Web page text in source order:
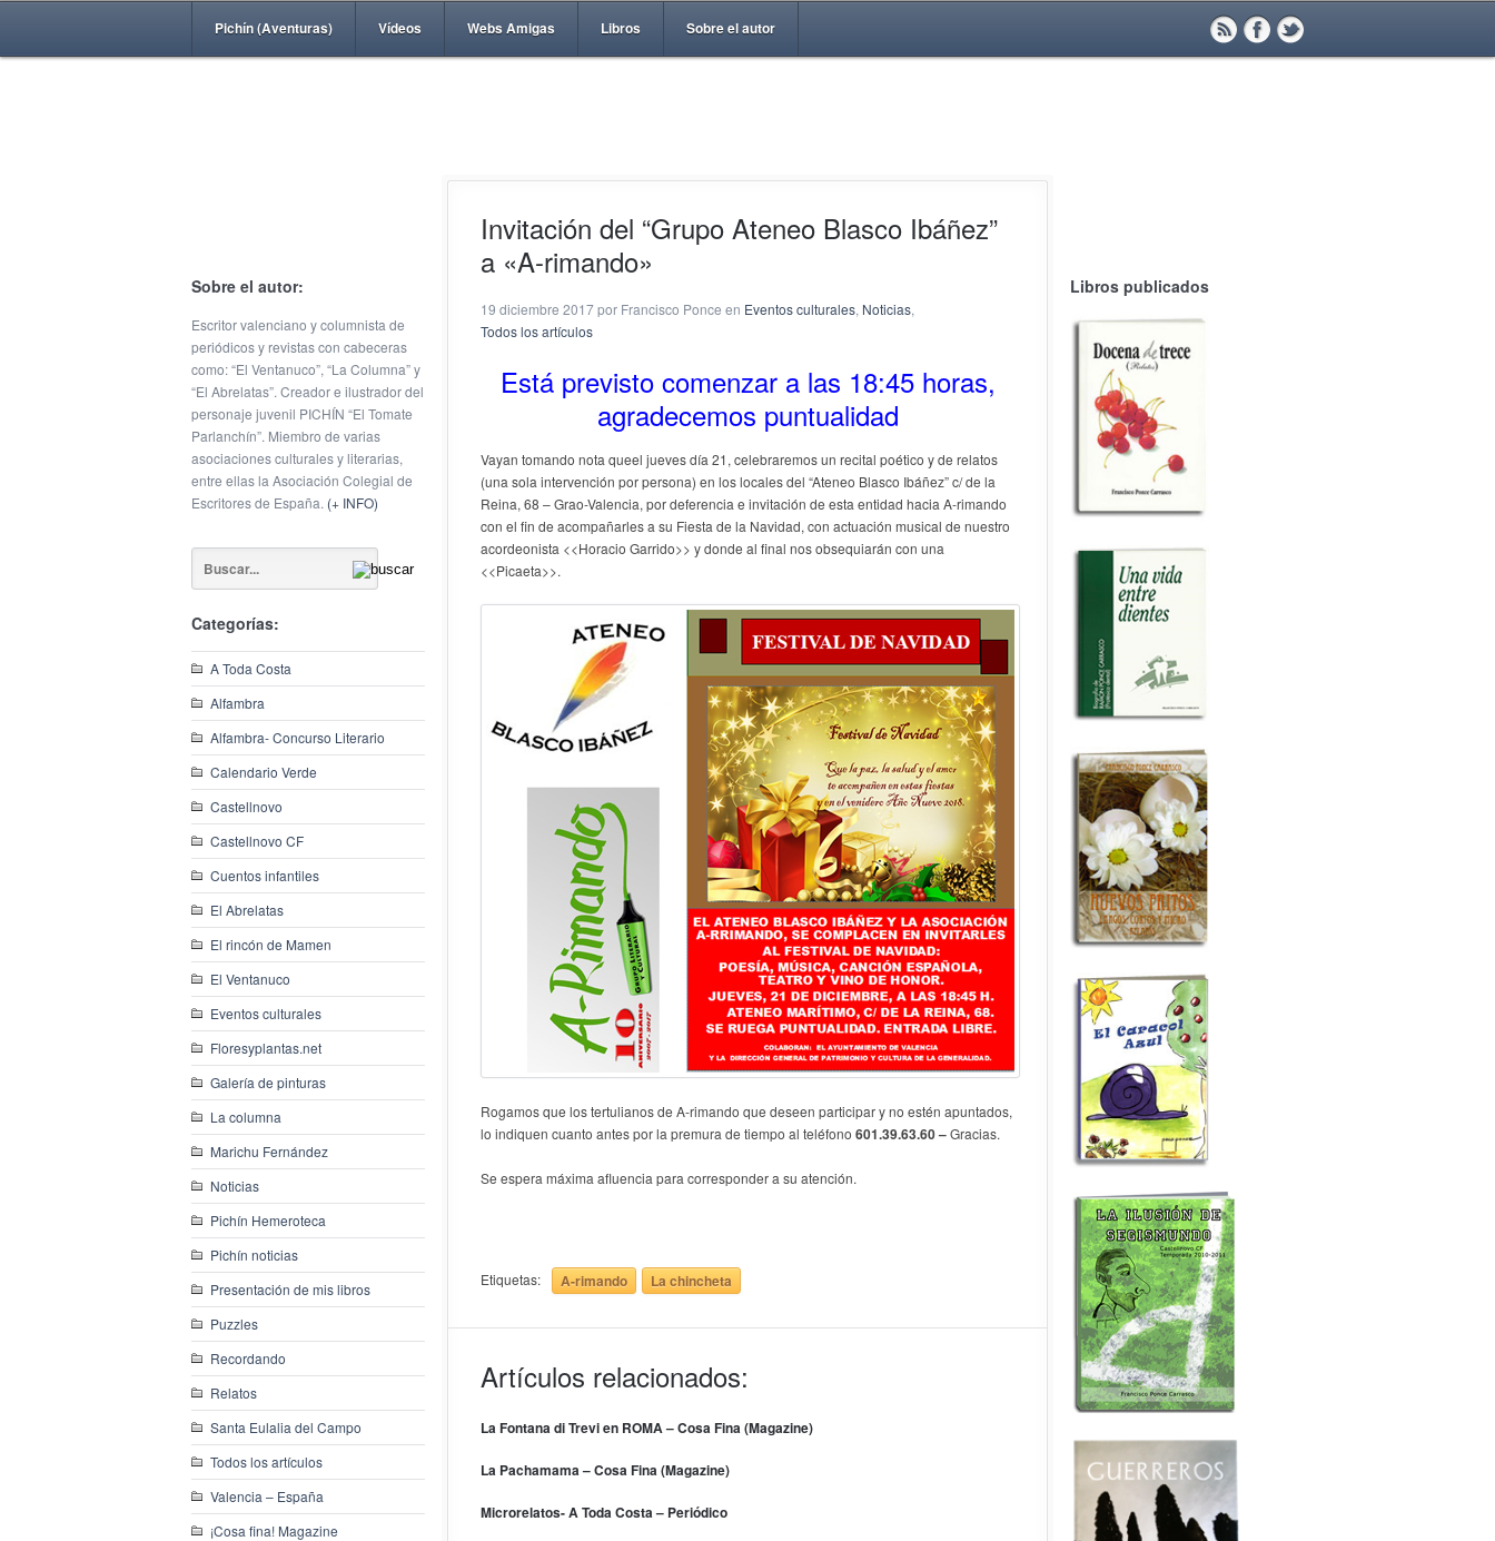
Pichín (Aventuras) Vídeos Webs Amigas Libros Sobre el autor
Sobre el autor:
Escritor valenciano y columnista de
periódicos y revistas con cabeceras
como: “El Ventanuco”, “La Columna” y
“El Abrelatas”. Creador e ilustrador del
personaje juvenil PICHÍN “El Tomate
Parlanchín”. Miembro de varias
asociaciones culturales y literarias,
entre ellas la Asociación Colegial de
Escritores de España. (+ INFO)
Categorías:
A Toda Costa
Alfambra
Alfambra- Concurso Literario
Calendario Verde
Castellnovo
Castellnovo CF
Cuentos infantiles
El Abrelatas
El rincón de Mamen
El Ventanuco
Eventos culturales
Floresyplantas.net
Galería de pinturas
La columna
Marichu Fernández
Noticias
Pichín Hemeroteca
Pichín noticias
Presentación de mis libros
Puzzles
Recordando
Relatos
Santa Eulalia del Campo
Todos los artículos
Valencia – España
¡Cosa fina! Magazine
Libros publicados
Invitación del “Grupo Ateneo Blasco Ibáñez”
a «A-rimando»
19 diciembre 2017 por Francisco Ponce en Eventos culturales, Noticias,
Todos los artículos
Está previsto comenzar a las 18:45 horas,
agradecemos puntualidad
Vayan tomando nota queel jueves día 21, celebraremos un recital poético y de relatos
(una sola intervención por persona) en los locales del “Ateneo Blasco Ibáñez” c/ de la
Reina, 68 – Grao-Valencia, por deferencia e invitación de esta entidad hacia A-rimando
con el fin de acompañarles a su Fiesta de la Navidad, con actuación musical de nuestro
acordeonista <<Horacio Garrido>> y donde al final nos obsequiarán con una
<<Picaeta>>.
Rogamos que los tertulianos de A-rimando que deseen participar y no estén apuntados,
lo indiquen cuanto antes por la premura de tiempo al teléfono 601.39.63.60 –Gracias.
Se espera máxima afluencia para corresponder a su atención.
Etiquetas: A-rimando La chincheta
Artículos relacionados:
La Fontana di Trevi en ROMA – Cosa Fina (Magazine)
La Pachamama – Cosa Fina (Magazine)
Microrelatos- A Toda Costa – Periódico